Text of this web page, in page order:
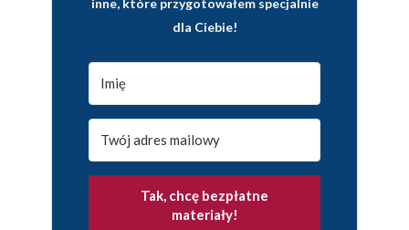
dla Ciebie!
Tak, chcę bezpłatne
materiały!